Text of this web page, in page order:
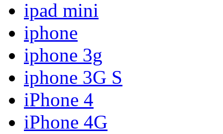
ipad mini
iphone
iphone 3g
iphone 3G S
iPhone 4
iPhone 4G